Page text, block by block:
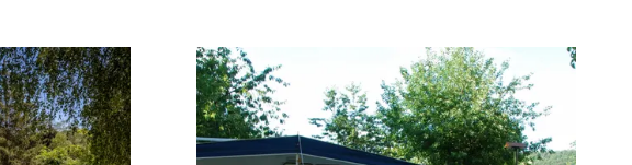
Details & Buchung Details &